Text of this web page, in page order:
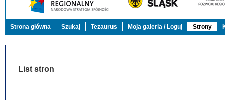
Strona główna Szukaj Tezaurus Moja galeria / Loguj Strony
List stron